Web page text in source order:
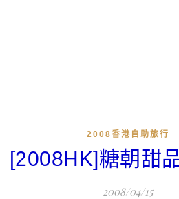
2008香港自助旅行
[2008HK]糖朝甜
2008/04/15